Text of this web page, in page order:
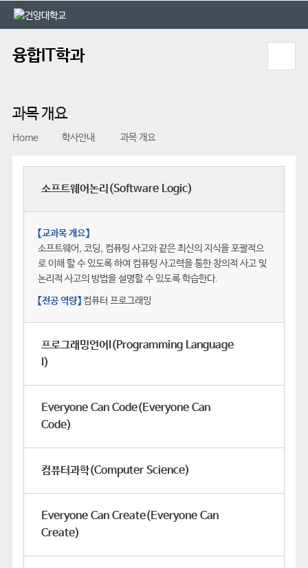
본문 바로가기
대메뉴 바로가기
융합IT학과
과목 개요
Home 학사안내 과목 개요
소프트웨어논리(Software Logic)
【교과목 개요】
소프트웨어, 코딩, 컴퓨팅 사고와 같은 최신의 지식을 포괄적으
로 이해 할 수 있도록 하여 컴퓨팅 사고력을 통한 창의적 사고 및
논리적 사고의 방법을 설명할 수 있도록 학습한다.
【전공 역량】 컴퓨터 프로그래밍
프로그래밍언어I(Programming Language
I)
Everyone Can Code(Everyone Can
Code)
컴퓨터과학(Computer Science)
Everyone Can Create(Everyone Can
Create)